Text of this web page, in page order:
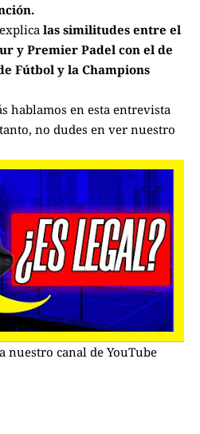
las similitudes entre el
y Premier Padel con el de
Fútbol y la Champions
hablamos en esta entrevista
no dudes en ver nuestro
nuestro canal de YouTube